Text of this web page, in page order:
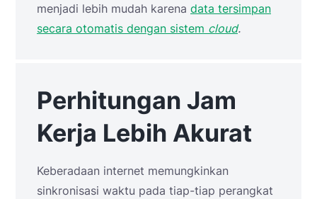
menjadi lebih mudah karena data tersimpan
secara otomatis dengan sistem cloud.
Perhitungan Jam
Kerja Lebih Akurat
Keberadaan internet memungkinkan
sinkronisasi waktu pada tiap-tiap perangkat